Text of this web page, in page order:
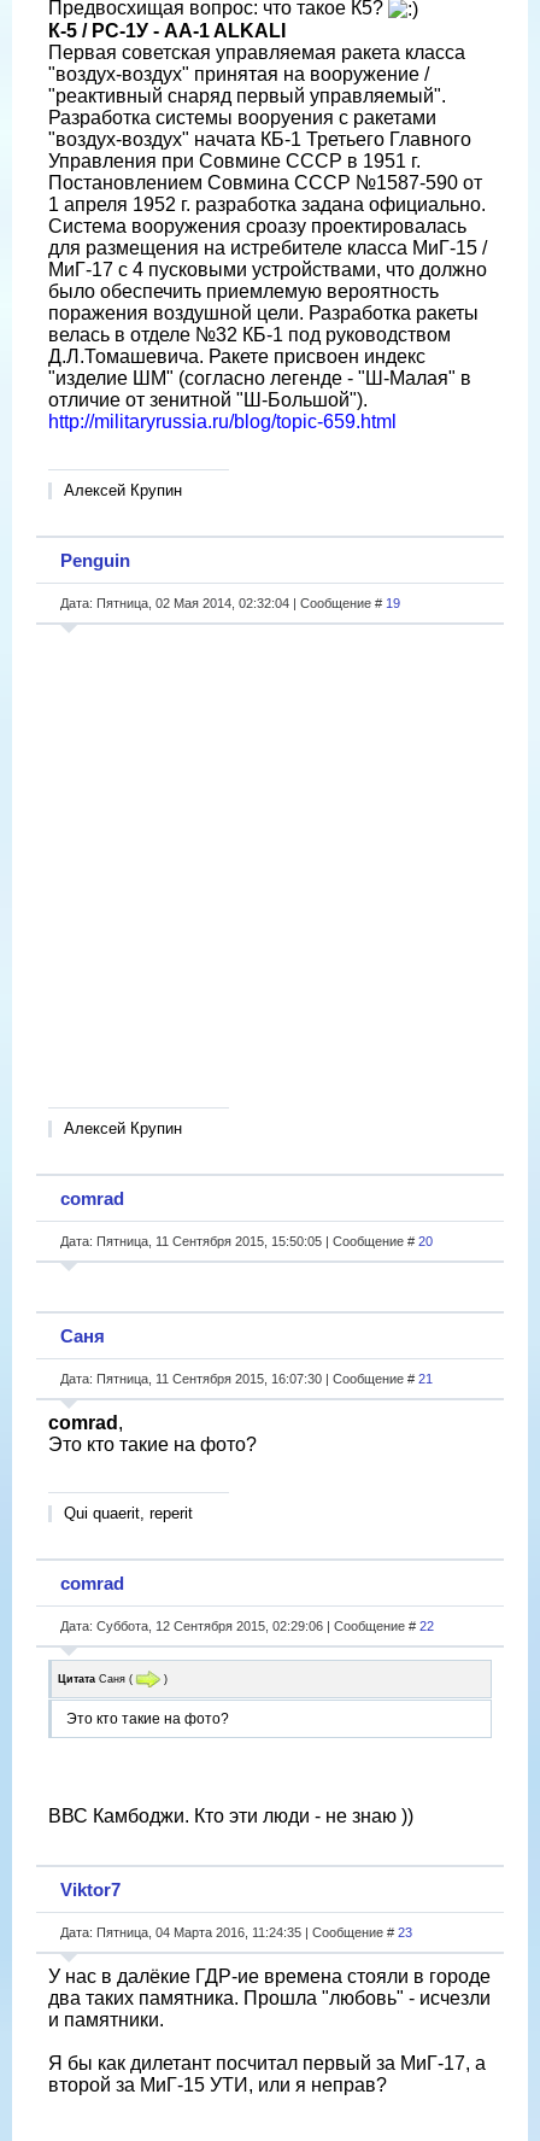
Предвосхищая вопрос: что такое К5?
К-5 / РС-1У - AA-1 ALKALI
Первая советская управляемая ракета класса
"воздух-воздух" принятая на вооружение /
"реактивный снаряд первый управляемый".
Разработка системы вооруения с ракетами
"воздух-воздух" начата КБ-1 Третьего Главного
Управления при Совмине СССР в 1951 г.
Постановлением Совмина СССР №1587-590 от
1 апреля 1952 г. разработка задана официально.
Система вооружения сроазу проектировалась
для размещения на истребителе класса МиГ-15 /
МиГ-17 с 4 пусковыми устройствами, что должно
было обеспечить приемлемую вероятность
поражения воздушной цели. Разработка ракеты
велась в отделе №32 КБ-1 под руководством
Д.Л.Томашевича. Ракете присвоен индекс
"изделие ШМ" (согласно легенде - "Ш-Малая" в
отличие от зенитной "Ш-Большой").
http://militaryrussia.ru/blog/topic-659.html
Алексей Крупин
Penguin
Дата: Пятница, 02 Мая 2014, 02:32:04 | Сообщение # 19
Алексей Крупин
comrad
Дата: Пятница, 11 Сентября 2015, 15:50:05 | Сообщение # 20
Саня
Дата: Пятница, 11 Сентября 2015, 16:07:30 | Сообщение # 21
comrad ,
Это кто такие на фото?
Qui quaerit, reperit
comrad
Дата: Суббота, 12 Сентября 2015, 02:29:06 | Сообщение # 22
Цитата Саня ( )
Это кто такие на фото?
ВВС Камбоджи. Кто эти люди - не знаю ))
Viktor7
Дата: Пятница, 04 Марта 2016, 11:24:35 | Сообщение # 23
У нас в далёкие ГДР-ие времена стояли в городе
два таких памятника. Прошла "любовь" - исчезли
и памятники.
Я бы как дилетант посчитал первый за МиГ-17, а
второй за МиГ-15 УТИ, или я неправ?